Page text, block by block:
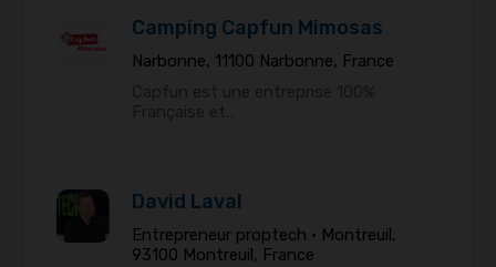
Camping Capfun Mimosas
Narbonne, 11100 Narbonne, France
David Laval
Entrepreneur proptech • Montreuil,
93100 Montreuil, France